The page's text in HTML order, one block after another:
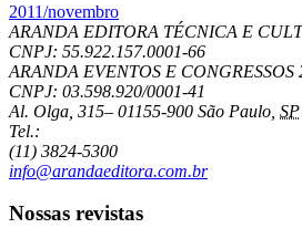
2011/novembro
ARANDA EDITORA TÉCNICA E
CNPJ: 55.922.157.0001-66
ARANDA EVENTOS E CONGRESSOS
CNPJ: 03.598.920/0001-41
Al. Olga, 315– 01155-900 São Paulo SP
Tel.:
(11) 3824-5300
info@arandaeditora.com.br
Nossas revistas